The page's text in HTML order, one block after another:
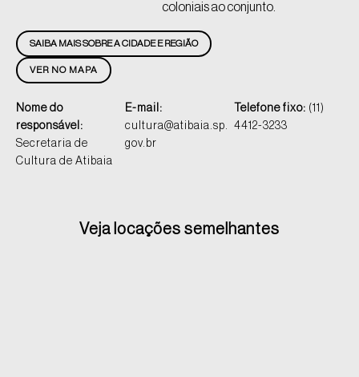
coloniais ao conjunto.
VER NO MAPA
SAIBA MAIS SOBRE A CIDADE E REGIÃO
Nome do
responsável:
Secretaria de
Cultura de Atibaia
E-mail:
cultura@atibaia.sp.
gov.br
Telefone fixo: (11)
4412-3233
Veja locações semelhantes